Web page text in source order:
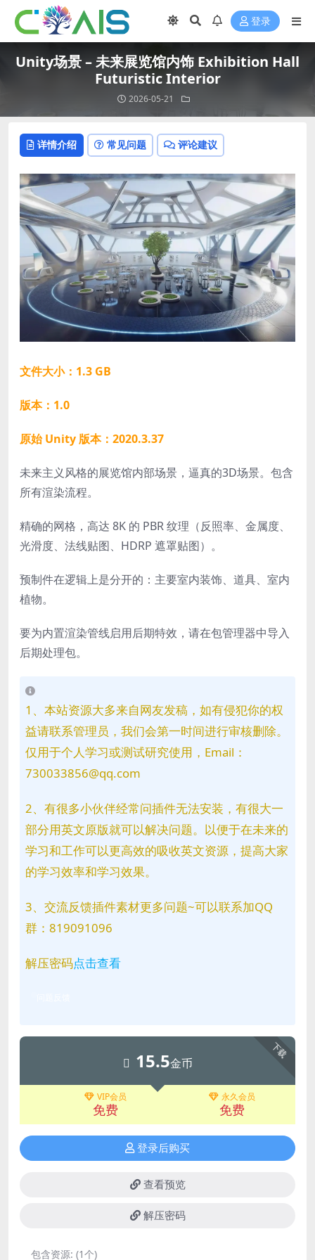
登录
Unity场景 – 未来展览馆内饰 Exhibition Hall
Futuristic Interior
2026-05-21
详情介绍 常见问题 评论建议
文件大小：1.3 GB
版本：1.0
原始 Unity 版本：2020.3.37
未来主义风格的展览馆内部场景，逼真的3D场景。包含
所有渲染流程。
精确的网格，高达 8K 的 PBR 纹理（反照率、金属度、
光滑度、法线贴图、HDRP 遮罩贴图）。
预制件在逻辑上是分开的：主要室内装饰、道具、室内
植物。
要为内置渲染管线启用后期特效，请在包管理器中导入
后期处理包。
1、本站资源大多来自网友发稿，如有侵犯你的权
益请联系管理员，我们会第一时间进行审核删除。
仅用于个人学习或测试研究使用，Email：
730033856@qq.com
2、有很多小伙伴经常问插件无法安装，有很大一
部分用英文原版就可以解决问题。以便于在未来的
学习和工作可以更高效的吸收英文资源，提高大家
的学习效率和学习效果。
3、交流反馈插件素材更多问题~可以联系加QQ
群：819091096
解压密码点击查看
下载
15.5金币
VIP会员
免费
永久会员
免费
登录后购买
查看预览
解压密码
包含资源: (1个)